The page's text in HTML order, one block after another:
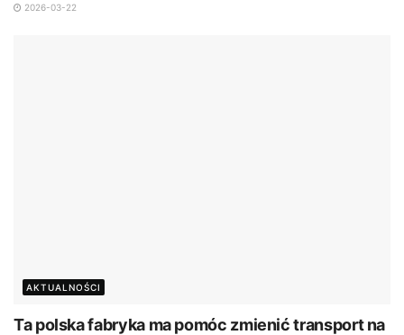
2026-03-22
AKTUALNOŚCI
Ta polska fabryka ma pomóc zmienić transport na